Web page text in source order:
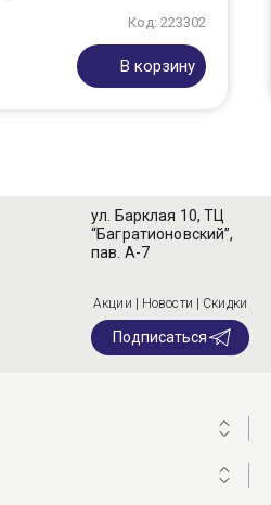
Код: 223302
В корзину
ул. Барклая 10, ТЦ
“Багратионовский”,
пав. А-7
Акции | Новости | Скидки
Подписаться